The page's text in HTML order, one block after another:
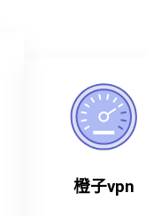
橙子vpn